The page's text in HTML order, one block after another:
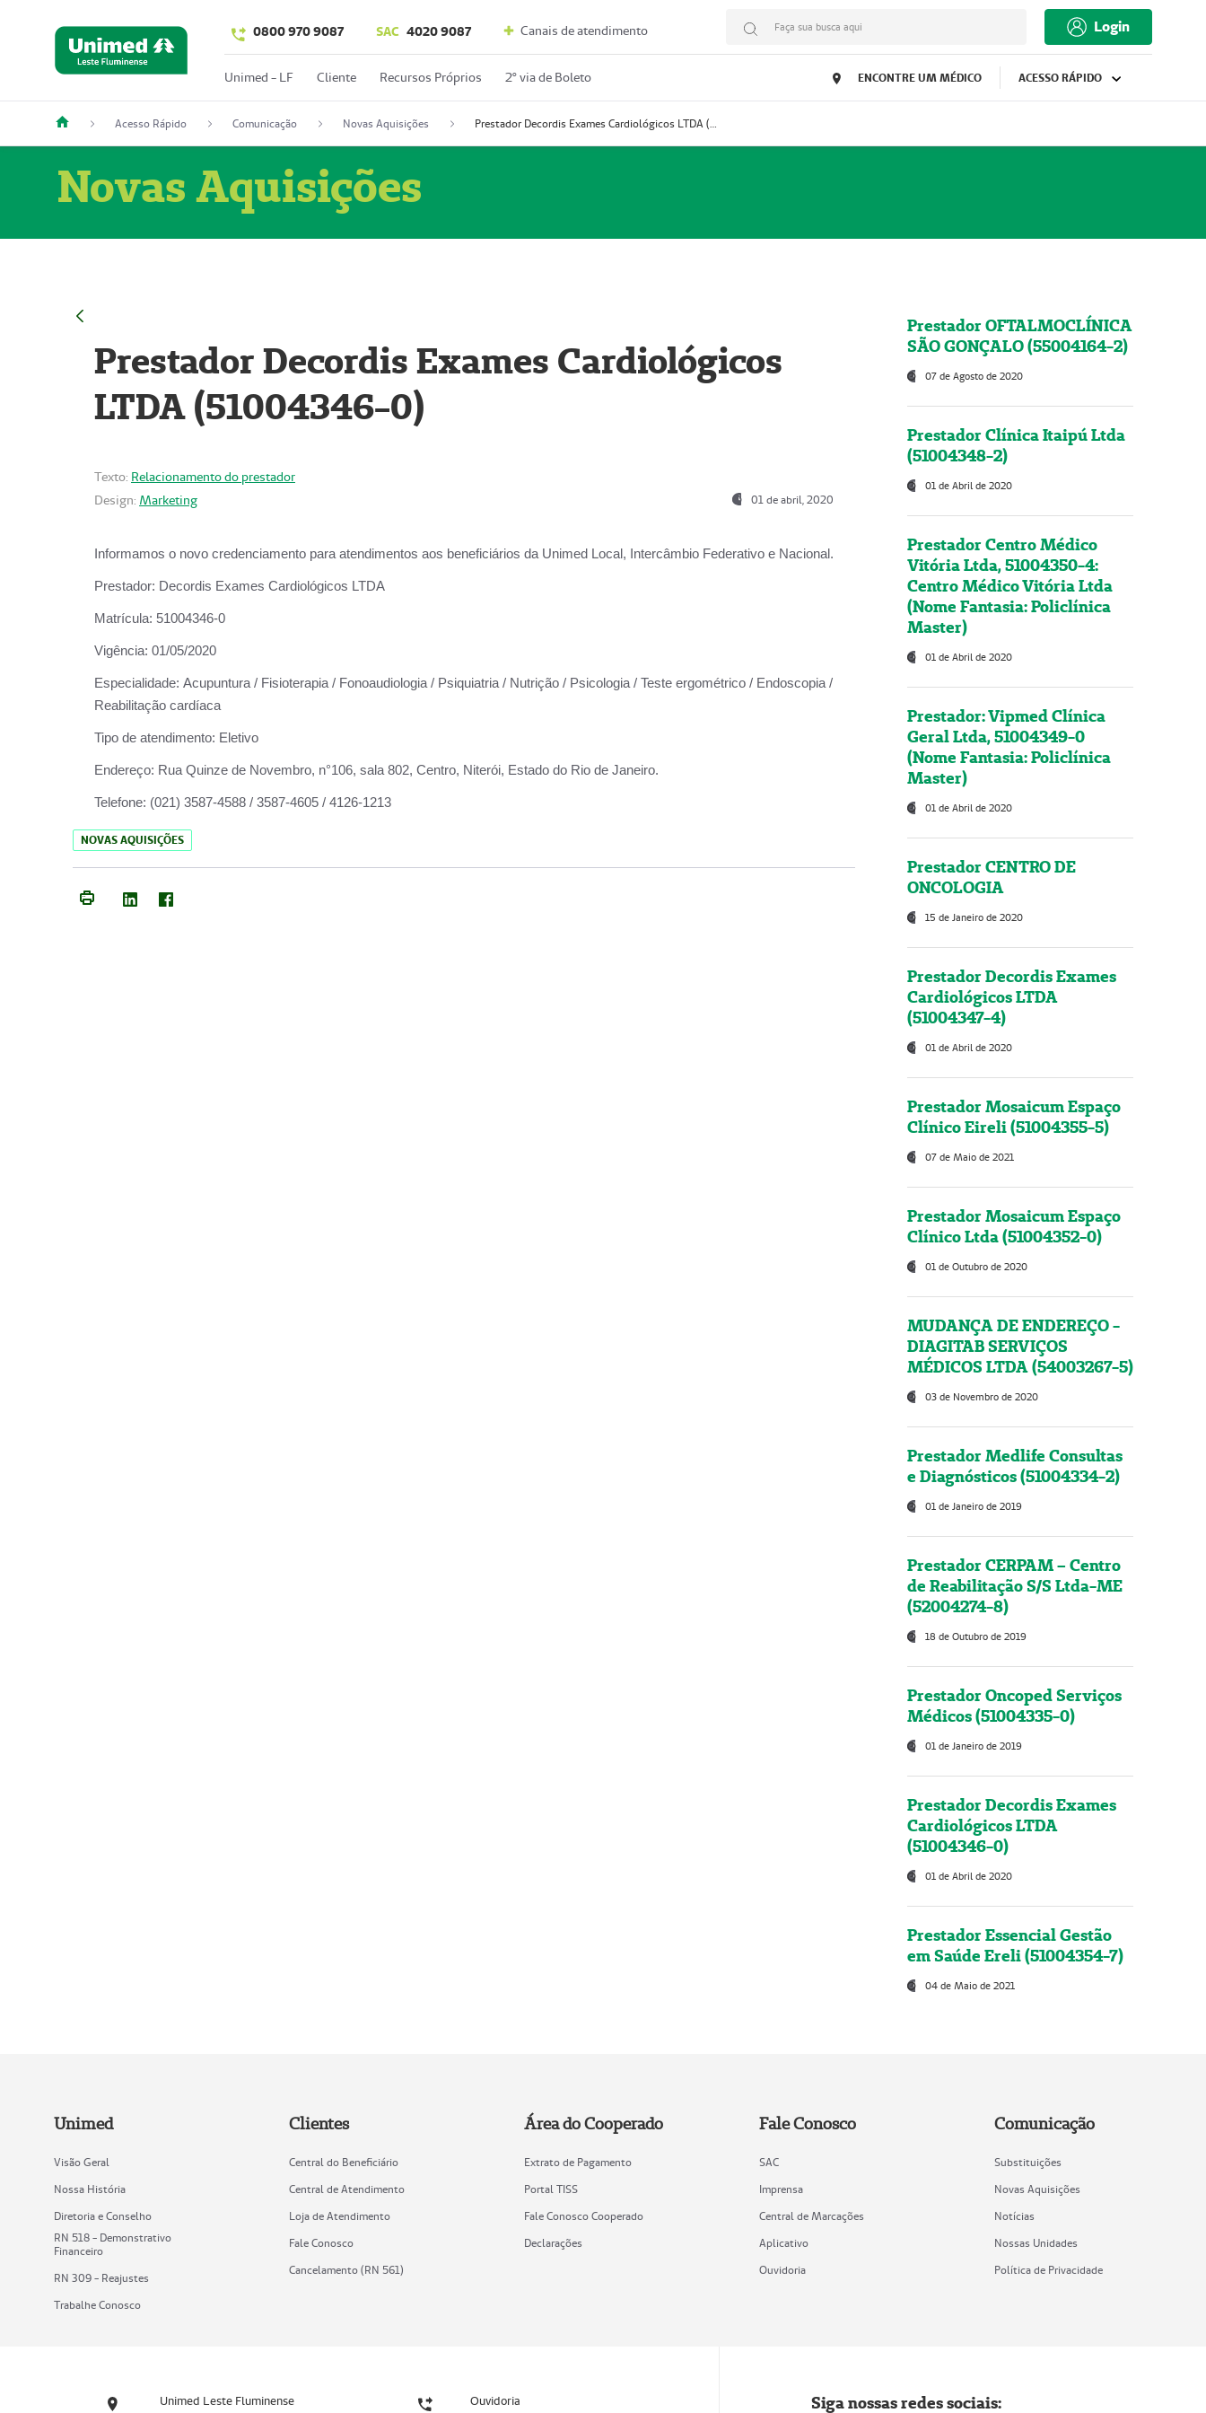
0800 970 9087 SAC 4020 9087 Canais de atendimento Faça sua busca aqui Login
Unimed - LF Cliente Recursos Próprios 2º via de Boleto ENCONTRE UM MÉDICO ACESSO RÁPIDO
Acesso Rápido Comunicação Novas Aquisições Prestador Decordis Exames Cardiológicos LTDA (51004346-0)
Novas Aquisições
Prestador Decordis Exames Cardiológicos
LTDA (51004346-0)
Texto: Relacionamento do prestador
Design: Marketing 01 de abril, 2020
Informamos o novo credenciamento para atendimentos aos beneficiários da Unimed Local, Intercâmbio Federativo e Nacional.
Prestador: Decordis Exames Cardiológicos LTDA
Matrícula: 51004346-0
Vigência: 01/05/2020
Especialidade: Acupuntura / Fisioterapia / Fonoaudiologia / Psiquiatria / Nutrição / Psicologia / Teste ergométrico / Endoscopia /
Reabilitação cardíaca
Tipo de atendimento: Eletivo
Endereço: Rua Quinze de Novembro, n°106, sala 802, Centro, Niterói, Estado do Rio de Janeiro.
Telefone: (021) 3587-4588 / 3587-4605 / 4126-1213
NOVAS AQUISIÇÕES
Prestador OFTALMOCLÍNICA
SÃO GONÇALO (55004164-2)
07 de Agosto de 2020
Prestador Clínica Itaipú Ltda
(51004348-2)
01 de Abril de 2020
Prestador Centro Médico
Vitória Ltda, 51004350-4:
Centro Médico Vitória Ltda
(Nome Fantasia: Policlínica
Master)
01 de Abril de 2020
Prestador: Vipmed Clínica
Geral Ltda, 51004349-0
(Nome Fantasia: Policlínica
Master)
01 de Abril de 2020
Prestador CENTRO DE
ONCOLOGIA
15 de Janeiro de 2020
Prestador Decordis Exames
Cardiológicos LTDA
(51004347-4)
01 de Abril de 2020
Prestador Mosaicum Espaço
Clínico Eireli (51004355-5)
07 de Maio de 2021
Prestador Mosaicum Espaço
Clínico Ltda (51004352-0)
01 de Outubro de 2020
MUDANÇA DE ENDEREÇO -
DIAGITAB SERVIÇOS
MÉDICOS LTDA (54003267-5)
03 de Novembro de 2020
Prestador Medlife Consultas
e Diagnósticos (51004334-2)
01 de Janeiro de 2019
Prestador CERPAM – Centro
de Reabilitação S/S Ltda-ME
(52004274-8)
18 de Outubro de 2019
Prestador Oncoped Serviços
Médicos (51004335-0)
01 de Janeiro de 2019
Prestador Decordis Exames
Cardiológicos LTDA
(51004346-0)
01 de Abril de 2020
Prestador Essencial Gestão
em Saúde Ereli (51004354-7)
04 de Maio de 2021
Unimed
Visão Geral
Nossa História
Diretoria e Conselho
RN 518 - Demonstrativo
Financeiro
RN 309 - Reajustes
Trabalhe Conosco
Clientes
Central do Beneficiário
Central de Atendimento
Loja de Atendimento
Fale Conosco
Cancelamento (RN 561)
Área do Cooperado
Extrato de Pagamento
Portal TISS
Fale Conosco Cooperado
Declarações
Fale Conosco
SAC
Imprensa
Central de Marcações
Aplicativo
Ouvidoria
Comunicação
Substituições
Novas Aquisições
Notícias
Nossas Unidades
Política de Privacidade
Unimed Leste Fluminense Ouvidoria Siga nossas redes sociais: